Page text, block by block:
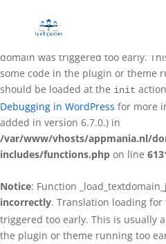
: Function
incorrectly. Translation loading for
domain was triggered too early.
some code in the plugin or theme
should be loaded at the init
Debugging in WordPress for more
added in version 6.7.0.) in
/var/www/vhosts/appmania.nl/
includes/functions.php on line
Notice: Function
incorrectly. Translation loading for
triggered too early. This is usually
the plugin or theme running too